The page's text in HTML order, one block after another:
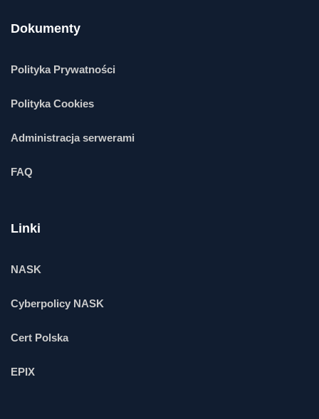
Dokumenty
Polityka Prywatności
Polityka Cookies
Administracja serwerami
FAQ
Linki
NASK
Cyberpolicy NASK
Cert Polska
EPIX